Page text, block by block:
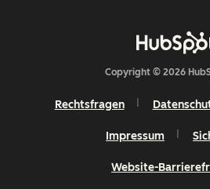
Copyright © 2026
Rechtsfragen
Impressum
Website-